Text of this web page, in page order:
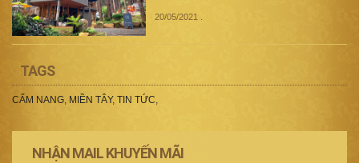
20/05/2021
TAGS
CẨM NANG, MIỀN TÂY, TIN TỨC,
NHẬN MAIL KHUYẾN MÃI